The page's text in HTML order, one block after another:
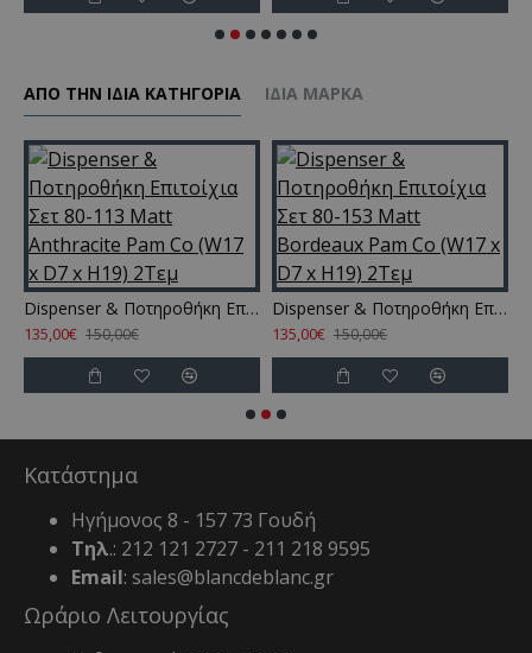
ΑΠΌ ΤΗΝ ΊΔΙΑ ΚΑΤΗΓΌΡΙΑ ΊΔΙΑ ΜΆΡΚΑ
Dispenser & Ποτηροθήκη Επιτοίχια Σετ 80-113 Matt Anthracite Pam Co (W17 x D7 x H19) 2Τεμ
135,00€ 150,00€
Dispenser & Ποτηροθήκη Επιτοίχια Σετ 80-153 Matt Bordeaux Pam Co (W17 x D7 x H19) 2Τεμ
135,00€ 150,00€
Κατάστημα
Ηγήμονος 8 - 157 73 Γουδή
Τηλ.: 212 121 2727 - 211 218 9595
Email: sales@blancdeblanc.gr
Ωράριο Λειτουργίας